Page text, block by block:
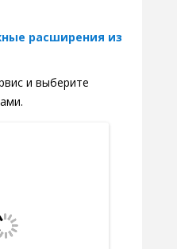
расширения из
и выберите